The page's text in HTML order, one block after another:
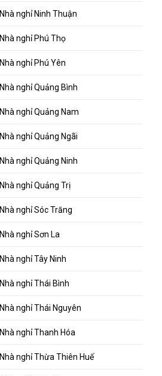
Nhà nghỉ Ninh Thuận
Nhà nghỉ Phú Thọ
Nhà nghỉ Phú Yên
Nhà nghỉ Quảng Bình
Nhà nghỉ Quảng Nam
Nhà nghỉ Quảng Ngãi
Nhà nghỉ Quảng Ninh
Nhà nghỉ Quảng Trị
Nhà nghỉ Sóc Trăng
Nhà nghỉ Sơn La
Nhà nghỉ Tây Ninh
Nhà nghỉ Thái Bình
Nhà nghỉ Thái Nguyên
Nhà nghỉ Thanh Hóa
Nhà nghỉ Thừa Thiên Huế